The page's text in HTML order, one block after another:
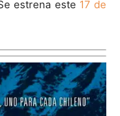
estrena este 17 de